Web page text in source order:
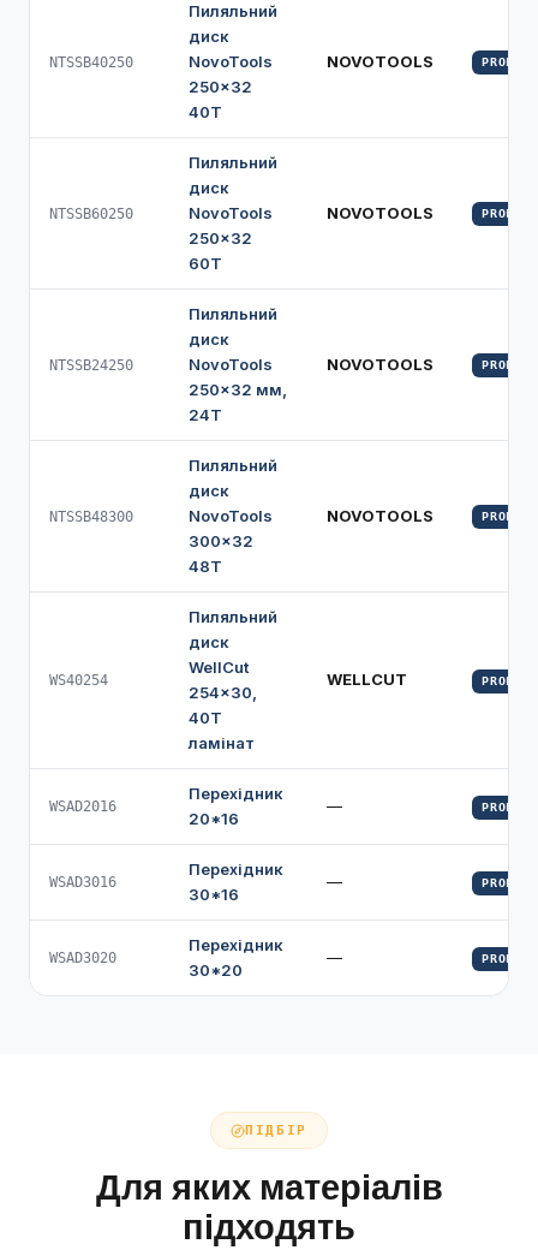
NTSSB40250
Пиляльний
диск
NovoTools
250×32
40Т
NOVOTOOLS PROFI
NTSSB60250
Пиляльний
диск
NovoTools
250×32
60Т
NOVOTOOLS PROFI
NTSSB24250
Пиляльний
диск
NovoTools
250×32 мм,
24Т
NOVOTOOLS PROFI
NTSSB48300
Пиляльний
диск
NovoTools
300×32
48Т
NOVOTOOLS PROFI
WS40254
Пиляльний
диск
WellCut
254×30,
40Т
ламінат
WELLCUT PROFI
WSAD2016
Перехідник
20*16
— PROFI
WSAD3016
Перехідник
30*16
— PROFI
WSAD3020
Перехідник
30*20
— PROFI
ПІДБІР
Для яких матеріалів
підходять